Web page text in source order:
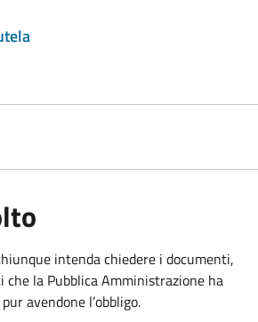
intenda chiedere i documenti,
che la Pubblica Amministrazione ha
avendone l’obbligo.